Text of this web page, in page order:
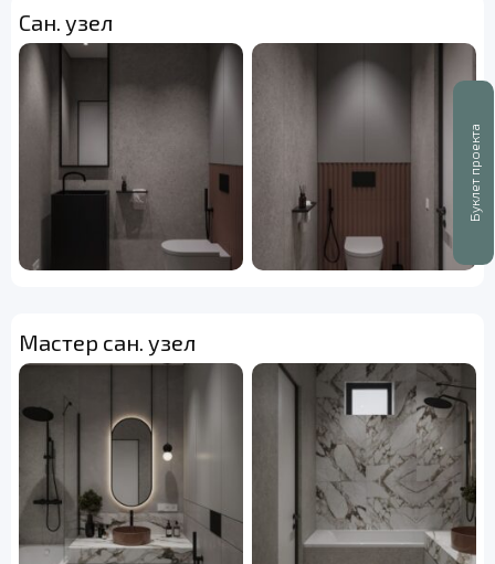
Буклет проекта
Сан. узел
Мастер сан. узел